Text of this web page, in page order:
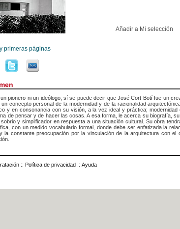
primeras páginas
Añadir a Mi selección
pionero ni un ideólogo, sí se puede decir que José Cort Botí fue un
un concepto personal de la modernidad y de la racionalidad
y en consonancia con su visión, a la vez ideal y práctica; modernidad
de pensar y de hacer las cosas. A esa forma, le acerca su biografía,
y simplificador en respuesta a una situación cultural. Su obra
con un medido vocabulario formal, donde debe ser enfatizada la
la constante preocupación por la vinculación de la arquitectura con el
:: Política de privacidad :: Ayuda